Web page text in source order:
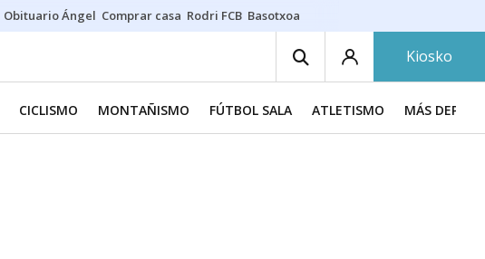
Obituario Ángel Comprar casa Rodri FCB Basotxoa
Kiosko
CICLISMO MONTAÑISMO FÚTBOL SALA ATLETISMO MÁS